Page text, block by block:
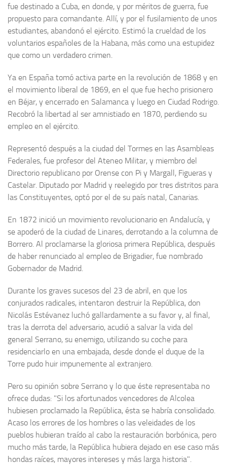
fue destinado a Cuba, en donde, y por méritos de guerra, fue
propuesto para comandante. Allí, y por el fusi­lamiento de unos
estudiantes, abandonó el ejército. Esti­mó la crueldad de los
voluntarios españoles de la Habana, más como una estupidez
que como un verdadero crimen.
Ya en España tomó activa parte en la revolución de 1868 y en
el movimiento liberal de 1869, en el que fue hecho prisionero
en Béjar, y encerrado en Salamanca y luego en Ciudad Rodrigo.
Recobró la libertad al ser amnistiado en 1870, perdiendo su
empleo en el ejército.
Representó después a la ciudad del Tormes en las Asambleas
Federales, fue profesor del Ateneo Militar, y miembro del
Directorio republicano por Orense con Pi y Margall, Figueras y
Castelar. Diputado por Madrid y ree­legido por tres distritos para
las Constituyentes, optó por el de su país natal, Canarias.
En 1872 inició un movimiento revolucionario en Anda­lucía, y
se apoderó de la ciudad de Linares, derrotando a la columna de
Borrero. Al proclamarse la gloriosa primera República, después
de haber renunciado al empleo de Brigadier, fue nombra­do
Gobernador de Madrid.
Durante los graves sucesos del 23 de abril, en que los
conjurados radicales, intentaron destruir la República, don
Nicolás Estévanez luchó gallardamente a su favor y, al final,
tras la derrota del adversario, acudió a salvar la vida del
general Serrano, su enemigo, utilizando su coche para
residenciarlo en una embajada, desde donde el duque de la
Torre pudo huir impunemente al extranjero.
Pero su opinión sobre Serrano y lo que éste representaba no
ofrece dudas: "Si los afortunados vencedores de Alcolea
hubiesen proclamado la República, ésta se habría consolidado.
Acaso los errores de los hombres o las velei­dades de los
pueblos hubieran traído al cabo la restaura­ción borbónica, pero
mucho más tarde, la República hubiera dejado en ese caso más
hondas raíces, mayores intereses y más larga historia".